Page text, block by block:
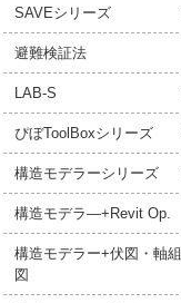
SAVEシリーズ
避難検証法
LAB-S
ぴぼToolBoxシリーズ
構造モデラーシリーズ
構造モデラ―+Revit Op.
構造モデラー+伏図・軸組
図